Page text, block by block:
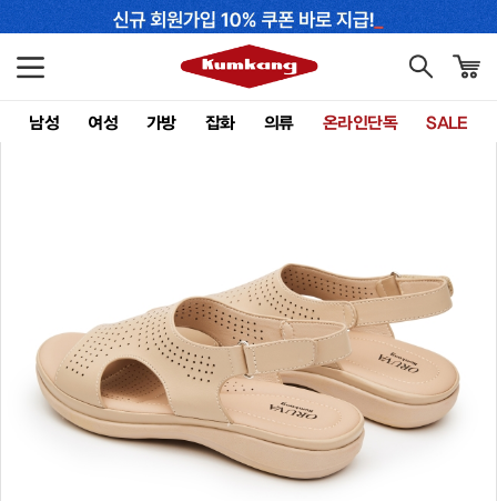
남성 여성 가방 잡화 의류 온라인단독 SALE